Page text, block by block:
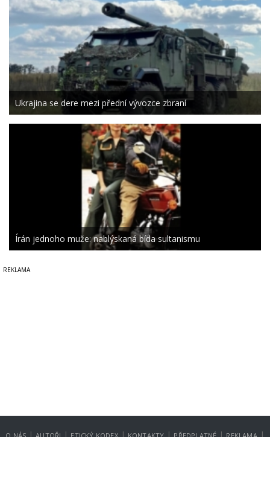
Ukrajina se dere mezi přední vývozce zbraní
Írán jednoho muže: nablýskaná bída sultanismu
O NÁS | AUTOŘI | ETICKÝ KODEX | KONTAKTY | PŘEDPLATNÉ | REKLAMA |